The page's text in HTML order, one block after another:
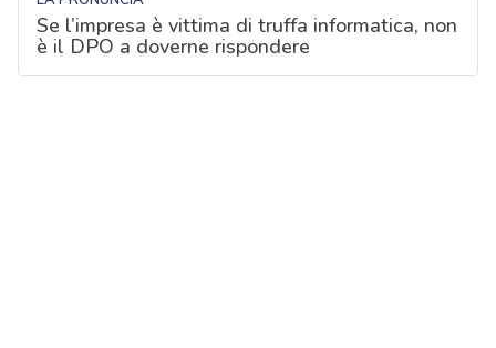
Se l’impresa è vittima di truffa informatica, non
è il DPO a doverne rispondere